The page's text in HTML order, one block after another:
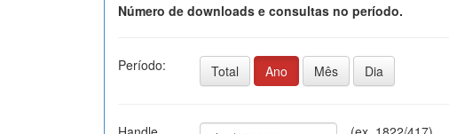
Número de downloads e consultas no período.
Período: Total Ano Mês Dia